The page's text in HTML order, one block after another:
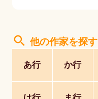
search 他の作家を探す
あ行 か行